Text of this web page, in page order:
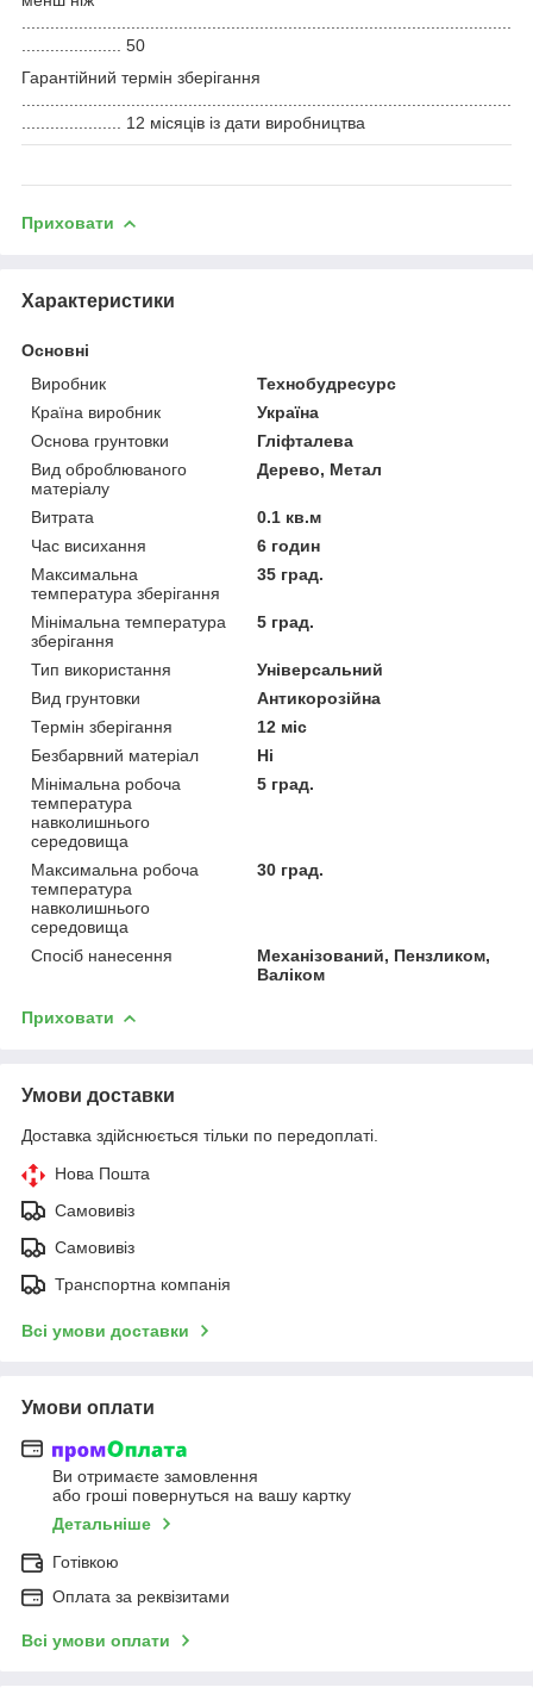
..................... 50
Гарантійний термін зберігання
..................... 12 місяців із дати виробництва
Приховати
Характеристики
Основні
Виробник
Технобудресурс
Країна виробник
Україна
Основа грунтовки
Гліфталева
Вид оброблюваного
матеріалу
Дерево, Метал
Витрата
0.1 кв.м
Час висихання
6 годин
Максимальна
температура зберігання
35 град.
Мінімальна температура
зберігання
5 град.
Тип використання
Універсальний
Вид грунтовки
Антикорозійна
Термін зберігання
12 міс
Безбарвний матеріал
Ні
Мінімальна робоча
температура
навколишнього
середовища
5 град.
Максимальна робоча
температура
навколишнього
середовища
30 град.
Спосіб нанесення
Механізований, Пензликом,
Валіком
Приховати
Умови доставки
Доставка здійснюється тільки по передоплаті.
Нова Пошта
Самовивіз
Самовивіз
Транспортна компанія
Всі умови доставки
Умови оплати
Ви отримаєте замовлення
або гроші повернуться на вашу картку
Детальніше
Готівкою
Оплата за реквізитами
Всі умови оплати